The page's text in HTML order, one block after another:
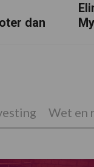
dan
Wet en